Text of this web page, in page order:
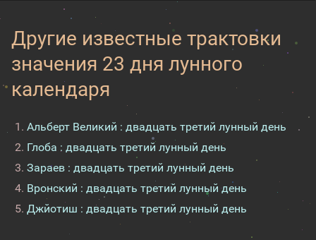
Другие известные трактовки
значения 23 дня лунного
календаря
Альберт Великий : двадцать третий лунный день
Глоба : двадцать третий лунный день
Зараев : двадцать третий лунный день
Вронский : двадцать третий лунный день
Джйотиш : двадцать третий лунный день